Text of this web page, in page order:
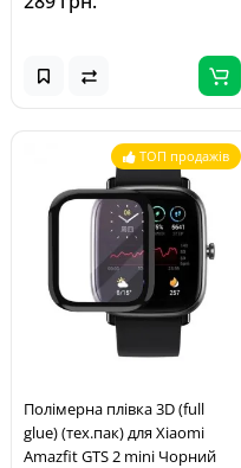
ТОП продажів
Полімерна плівка 3D (full
glue) (тех.пак) для Xiaomi
Amazfit GTS 2 mini Чорний